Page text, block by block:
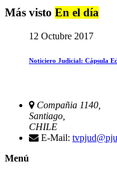
Más visto En el día
12 Octubre 2017
Noticiero Judicial: Cápsula
Compañia 1140,
Santiago,
CHILE
E-Mail:
Menú